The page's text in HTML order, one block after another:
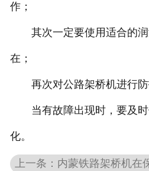
作；
其次一定要使用适合的润
在；
再次对公路架桥机进行防
当有故障出现时，要及时
化。
上一条：内蒙铁路架桥机在